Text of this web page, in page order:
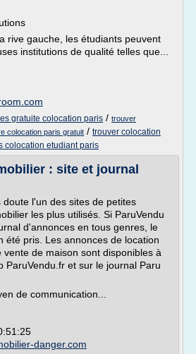
rive gauche, les étudiants peuvent
institutions de qualité telles que...
gratuite colocation paris / trouver
colocation paris gratuit / trouver colocation
colocation etudiant paris
: site et journal
doute l'un des sites de petites
les plus utilisés. Si ParuVendu
d'annonces en tous genres, le
été pris. Les annonces de location
de maison sont disponibles à
ParuVendu.fr et sur le journal Paru
de communication...
danger.com